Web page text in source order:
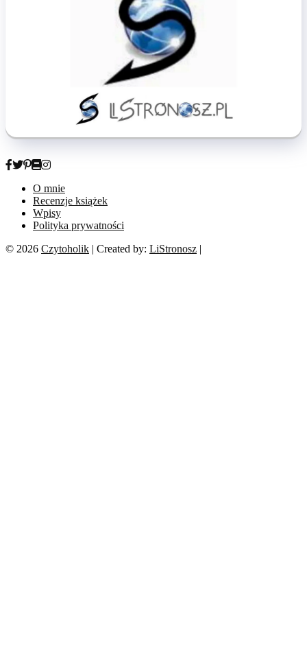
O mnie
Recenzje książek
Wpisy
Polityka prywatności
© 2026 Czytoholik | Created by: LiStronosz |